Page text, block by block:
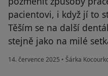
pacientovi, i když jí to
Těším se na další
stejně jako na milé
14. července 2025 • Šárka